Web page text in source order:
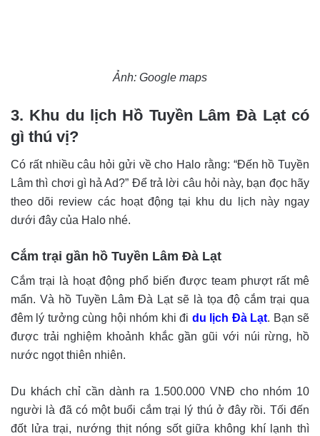
Ảnh: Google maps
3. Khu du lịch Hồ Tuyền Lâm Đà Lạt có
gì thú vị?
Có rất nhiều câu hỏi gửi về cho Halo rằng: “Đến hồ Tuyền
Lâm thì chơi gì hả Ad?” Để trả lời câu hỏi này, bạn đọc hãy
theo dõi review các hoạt động tại khu du lịch này ngay
dưới đây của Halo nhé.
Cắm trại gần hồ Tuyền Lâm Đà Lạt
Cắm trại là hoạt động phổ biến được team phượt rất mê
mẩn. Và hồ Tuyền Lâm Đà Lạt sẽ là tọa độ cắm trại qua
đêm lý tưởng cùng hội nhóm khi đi du lịch Đà Lạt. Bạn sẽ
được trải nghiệm khoảnh khắc gần gũi với núi rừng, hồ
nước ngọt thiên nhiên.
Du khách chỉ cần dành ra 1.500.000 VNĐ cho nhóm 10
người là đã có một buổi cắm trại lý thú ở đây rồi. Tối đến
đốt lửa trại, nướng thịt nóng sốt giữa không khí lạnh thì